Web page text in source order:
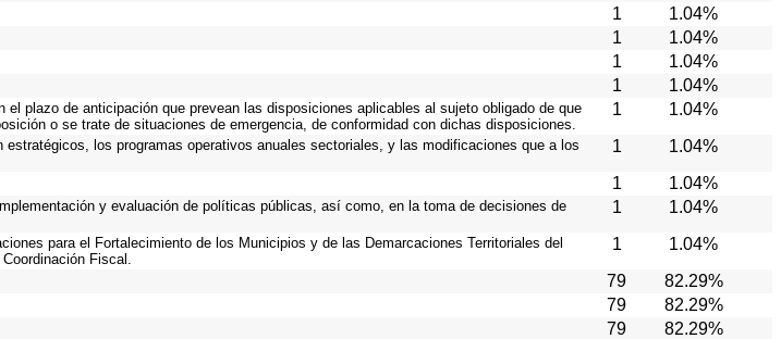
1 1.04%
1 1.04%
1 1.04%
1 1.04%
plazo de anticipación que prevean las disposiciones aplicables al sujeto obligado de que
o se trate de situaciones de emergencia, de conformidad con dichas disposiciones.
1 1.04%
los programas operativos anuales sectoriales, y las modificaciones que a los
1 1.04%
1 1.04%
y evaluación de políticas públicas, así como, en la toma de decisiones de
1 1.04%
para el Fortalecimiento de los Municipios y de las Demarcaciones Territoriales del
Fiscal.
1 1.04%
79 82.29%
79 82.29%
79 82.29%